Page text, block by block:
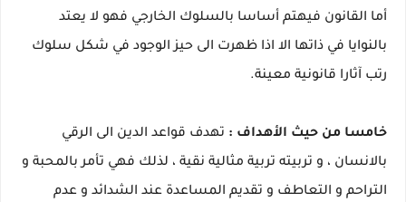
أما القانون فيهتم أساسا بالسلوك الخارجي فهو لا يعتد
بالنوايا في ذاتها الا اذا ظهرت الى حيز الوجود في شكل سلوك
رتب آثارا قانونية معينة.
خامسا من حيث الأهداف : تهدف قواعد الدين الى الرقي
بالانسان ، و تربيته تربية مثالية نقية ، لذلك فهي تأمر بالمحبة و
التراحم و التعاطف و تقديم المساعدة عند الشدائد و عدم